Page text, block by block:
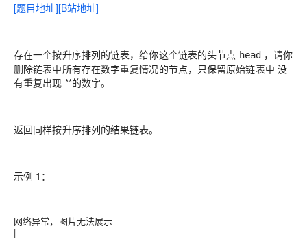
[题目地址][B站地址]
存在一个按升序排列的链表，给你这个链表的头节点 head，请你
删除链表中所有存在数字重复情况的节点，只保留原始链表中 没
有重复出现 **的数字。
返回同样按升序排列的结果链表。
示例 1：
网络异常，图片无法展示
|